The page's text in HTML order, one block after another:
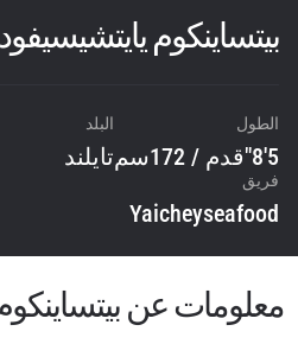
بيتساينكوم يايتشيسيفود
الطول
5'8"قدم / 172سم
البلد
تايلند
فريق
Yaicheyseafood
معلومات عن